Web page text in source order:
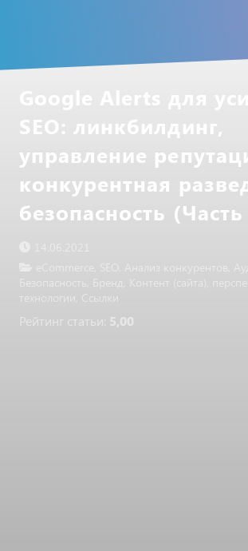
SEO: линкбилдинг,
управление
конкурентная
безопасность (Часть
технологии
Ссылки
Рейтинг статьи: 5,00